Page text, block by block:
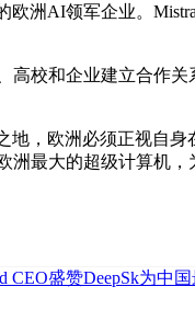
AI领军企业。
和企业建立合作关
欧洲必须正视自身
最大的超级计算机
CEO盛赞DeepSk为中国